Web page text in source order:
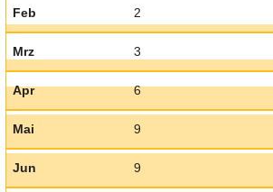
Feb 2
Mrz 3
Apr 6
Mai 9
Jun 9